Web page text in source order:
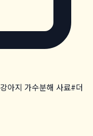
강아지 가수분해 사료#더